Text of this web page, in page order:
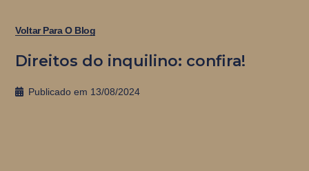
Voltar Para O Blog
Direitos do inquilino: confira!
Publicado em 13/08/2024